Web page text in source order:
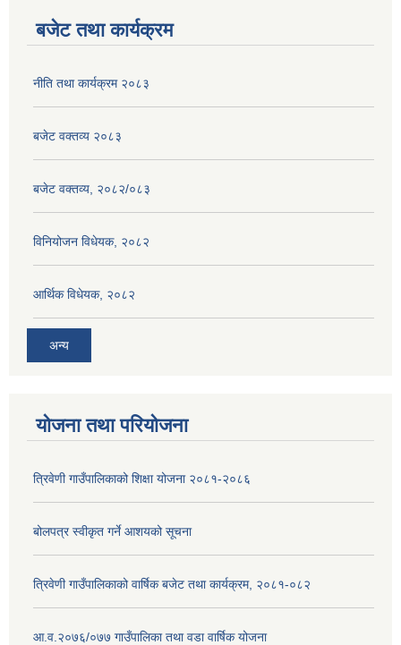
बजेट तथा कार्यक्रम
नीति तथा कार्यक्रम २०८३
बजेट वक्तव्य २०८३
बजेट वक्तव्य, २०८२/०८३
विनियोजन विधेयक, २०८२
आर्थिक विधेयक, २०८२
अन्य
योजना तथा परियोजना
त्रिवेणी गाउँपालिकाको शिक्षा योजना २०८१-२०८६
बोलपत्र स्वीकृत गर्ने आशयको सूचना
त्रिवेणी गाउँपालिकाको वार्षिक बजेट तथा कार्यक्रम, २०८१-०८२
आ.व.२०७६/०७७ गाउँपालिका तथा वडा वार्षिक योजना